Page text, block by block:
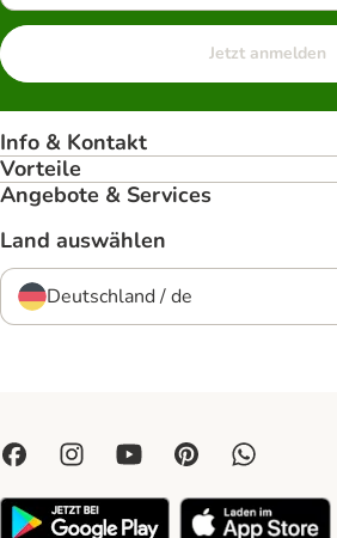
Jetzt anmelden
Info & Kontakt
Vorteile
Angebote & Services
Land auswählen
Deutschland / de